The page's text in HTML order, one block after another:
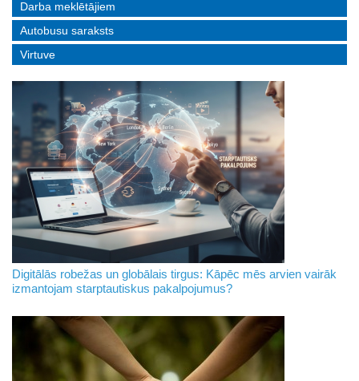
Darba meklētājiem
Autobusu saraksts
Virtuve
Digitālās robežas un globālais tirgus: Kāpēc mēs arvien vairāk
izmantojam starptautiskus pakalpojumus?